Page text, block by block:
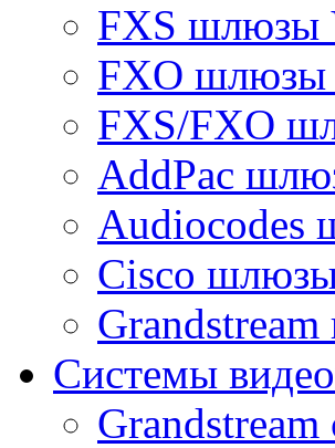
FXS шлюзы
FXO шлюзы
FXS/FXO
AddPac
Audiocodes
Cisco
Системы